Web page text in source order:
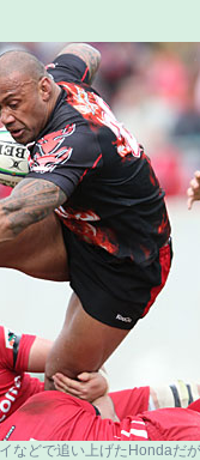
などで追い上げたHondaだ